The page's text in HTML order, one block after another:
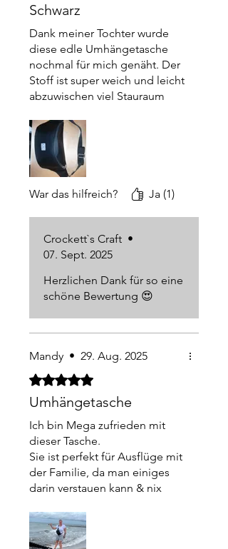
Schwarz
Dank meiner Tochter wurde
diese edle Umhängetasche
nochmal für mich genäht. Der
Stoff ist super weich und leicht
abzuwischen viel Stauraum
unterwegs. Vielen Dank für
deine super Einwandfreie
Handarbeit. Preislich top ☺️
War das hilfreich? Ja (1)
Crockett`s Craft •
07. Sept. 2025
Herzlichen Dank für so eine
schöne Bewertung 😍
Mandy • 29. Aug. 2025
Mit 5 von 5 Sternen bewertet.
Umhängetasche
Ich bin Mega zufrieden mit
dieser Tasche.
Sie ist perfekt für Ausflüge mit
der Familie, da man einiges
darin verstauen kann & nix
brauch 😊👍🏻